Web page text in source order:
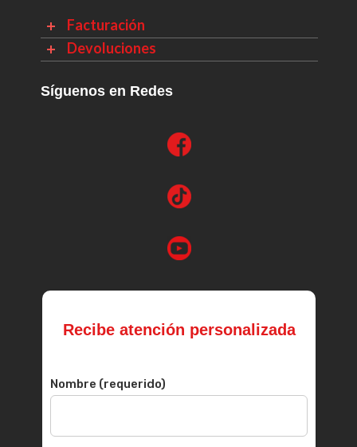
Facturación
Devoluciones
Síguenos en Redes
Recibe atención personalizada
Nombre (requerido)